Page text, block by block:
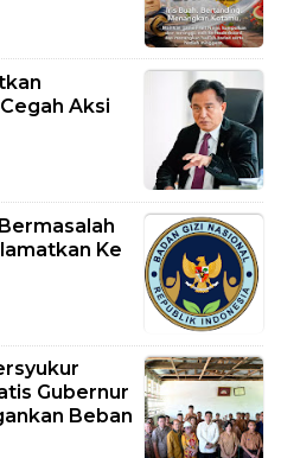
Aksi
Ke
Gubernur
Beban